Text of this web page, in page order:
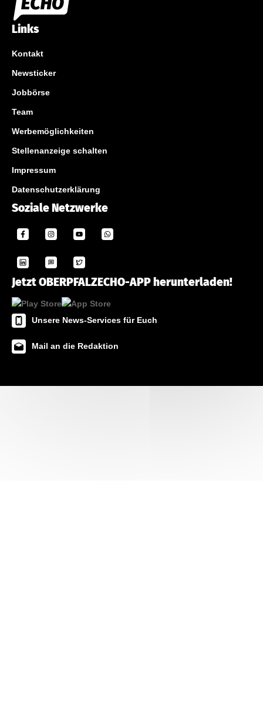
Links
Kontakt
Newsticker
Jobbörse
Team
Werbemöglichkeiten
Stellenanzeige schalten
Impressum
Datenschutzerklärung
Soziale Netzwerke
Jetzt OBERPFALZECHO-APP herunterladen!
Unsere News-Services für Euch
Mail an die Redaktion